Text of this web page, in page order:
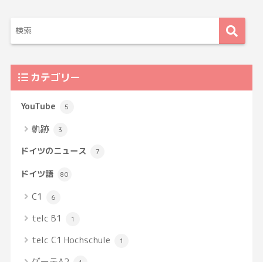
カテゴリー
YouTube 5
軌跡 3
ドイツのニュース 7
ドイツ語 80
C1 6
telc B1 1
telc C1 Hochschule 1